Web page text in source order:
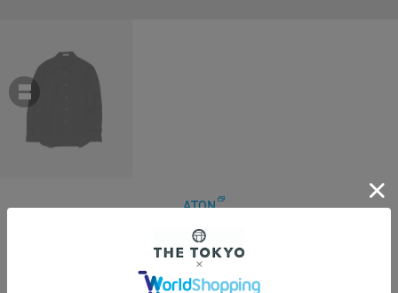
ATON
HARD WASHED COTTON SHIRT JACKET
￥53,900
490ポイント付与